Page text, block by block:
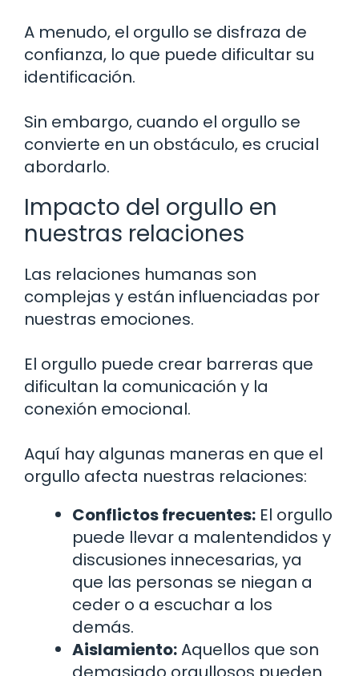
A menudo, el orgullo se disfraza de
confianza, lo que puede dificultar su
identificación.
Sin embargo, cuando el orgullo se
convierte en un obstáculo, es crucial
abordarlo.
Impacto del orgullo en
nuestras relaciones
Las relaciones humanas son
complejas y están influenciadas por
nuestras emociones.
El orgullo puede crear barreras que
dificultan la comunicación y la
conexión emocional.
Aquí hay algunas maneras en que el
orgullo afecta nuestras relaciones:
Conflictos frecuentes: El orgullo
puede llevar a malentendidos y
discusiones innecesarias, ya
que las personas se niegan a
ceder o a escuchar a los
demás.
Aislamiento:Aquellos que son